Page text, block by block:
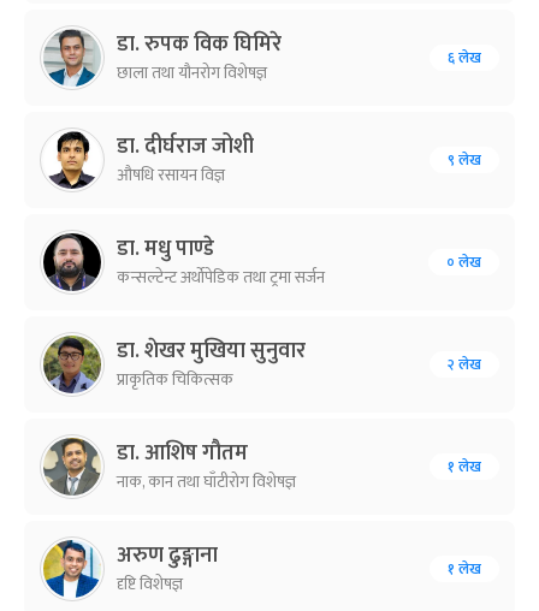
डा. रुपक विक घिमिरे
छाला तथा यौनरोग विशेषज्ञ
६ लेख
डा. दीर्घराज जोशी
औषधि रसायन विज्ञ
९ लेख
डा. मधु पाण्डे
कन्सल्टेन्ट अर्थोपेडिक तथा ट्रमा सर्जन
० लेख
डा. शेखर मुखिया सुनुवार
प्राकृतिक चिकित्सक
२ लेख
डा. आशिष गौतम
नाक, कान तथा घाँटीरोग विशेषज्ञ
१ लेख
अरुण ढुङ्गाना
दृष्टि विशेषज्ञ
१ लेख